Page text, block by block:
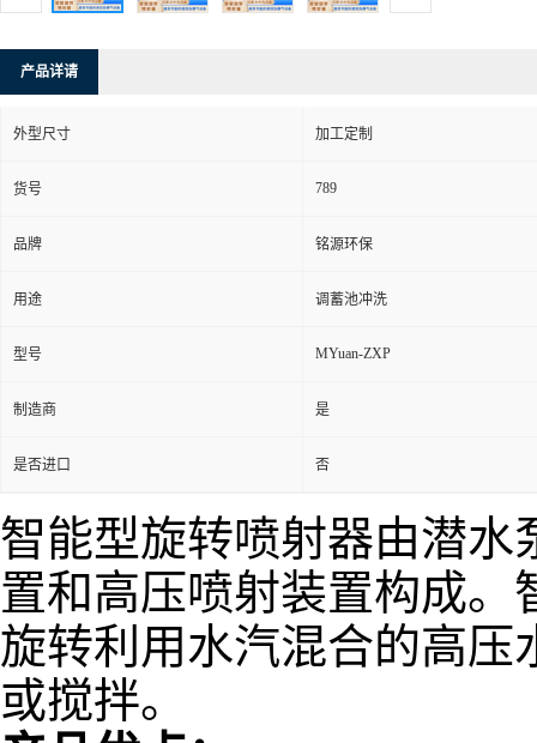
产品详请
外型尺寸 加工定制
货号 789
品牌 铭源环保
用途 调蓄池冲洗
型号 MYuan-ZXP
制造商 是
是否进口 否
智能型旋转喷射器由潜水
置和高压喷射装置构成
旋转利用水汽混合的高压
或搅拌。